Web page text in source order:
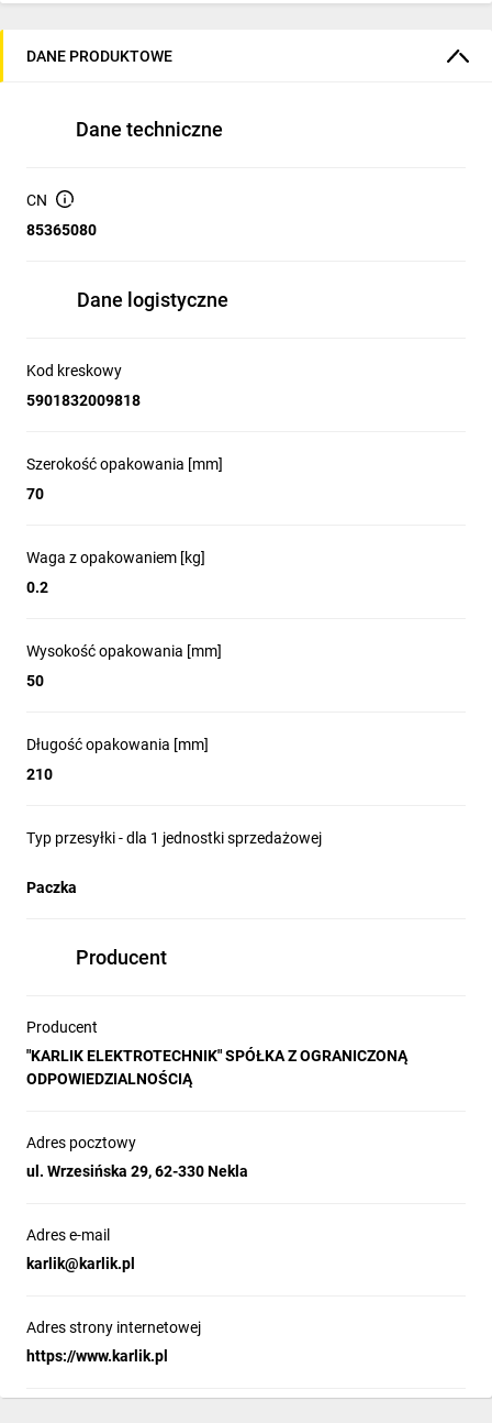
DANE PRODUKTOWE
Dane techniczne
CN
85365080
Dane logistyczne
Kod kreskowy
5901832009818
Szerokość opakowania [mm]
70
Waga z opakowaniem [kg]
0.2
Wysokość opakowania [mm]
50
Długość opakowania [mm]
210
Typ przesyłki - dla 1 jednostki sprzedażowej
Paczka
Producent
Producent
"KARLIK ELEKTROTECHNIK" SPÓŁKA Z OGRANICZONĄ
ODPOWIEDZIALNOŚCIĄ
Adres pocztowy
ul. Wrzesińska 29, 62-330 Nekla
Adres e-mail
karlik@karlik.pl
Adres strony internetowej
https://www.karlik.pl